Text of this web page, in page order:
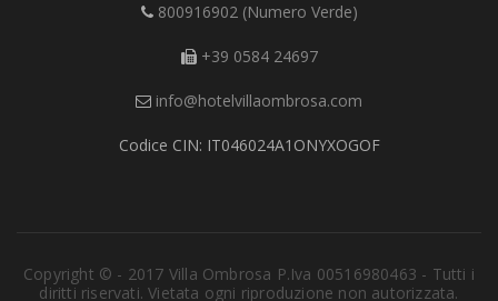
800916902 (Numero Verde)
+39 0584 24697
info@hotelvillaombrosa.com
Codice CIN: IT046024A1ONYXOGOF
Copyright © - 2017 Villa Ombrosa P.Iva 00516980463 - Tutti i
diritti riservati. Vietata ogni riproduzione non autorizzata.